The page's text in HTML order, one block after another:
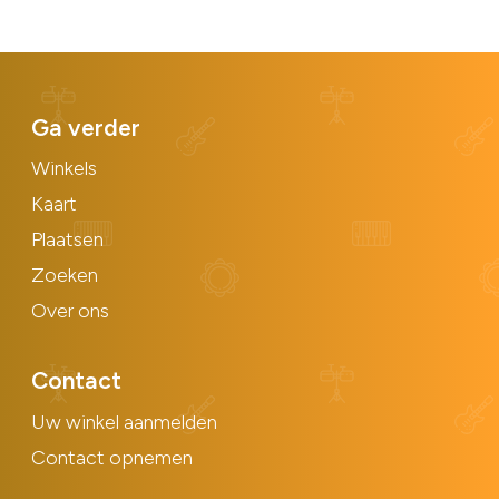
Ga verder
Winkels
Kaart
Plaatsen
Zoeken
Over ons
Contact
Uw winkel aanmelden
Contact opnemen